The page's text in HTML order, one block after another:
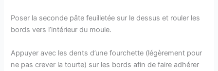
Poser la seconde pâte feuilletée sur le dessus et rouler les
bords vers l’intérieur du moule.
Appuyer avec les dents d’une fourchette (légèrement pour
ne pas crever la tourte) sur les bords afin de faire adhérer